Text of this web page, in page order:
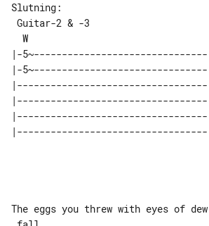
Slutning:
|-
|-
The eggs you threw with eyes of